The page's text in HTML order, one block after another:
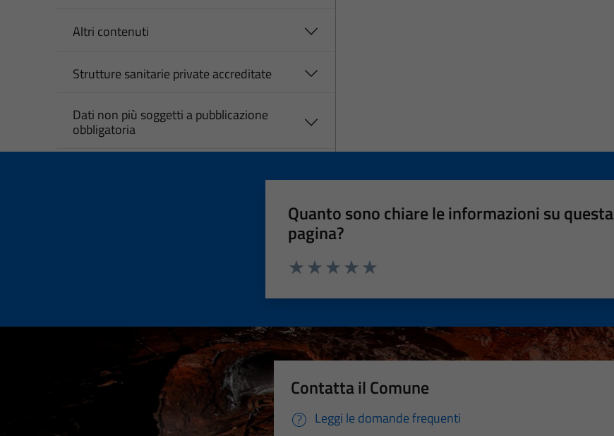
Altri contenuti
Strutture sanitarie private accreditate
Dati non più soggetti a pubblicazione
obbligatoria
Quanto sono chiare le informazioni su questa
pagina?
Contatta il Comune
Leggi le domande frequenti